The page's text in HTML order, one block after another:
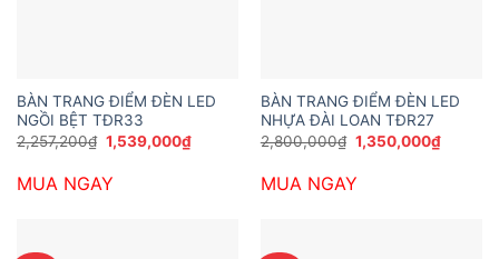
BÀN TRANG ĐIỂM ĐÈN LED
NGỒI BỆT TĐR33
2,257,200₫ Giá
gốc
2,257,200₫.
1,539,000₫Giá
hiện
MUA NGAY
BÀN TRANG ĐIỂM ĐÈN LED
NHỰA ĐÀI LOAN TĐR27
2,800,000₫ Giá
gốc
2,800,000₫.
1,350,000₫Giá
hiện
MUA NGAY